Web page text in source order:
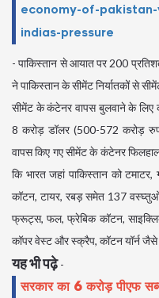
economy-of-
indias-pressure
- पाकिस्तान से आयात पर 200
ने पाकिस्तान के सीमेंट निर्यातकों से
सीमेंट के कंटेनर वापस बुलवाने के लिए
8 करोड़ डॉलर (500-572 करोड़
वापस किए गए सीमेंट के कंटेनर
कि भारत जहां पाकिस्तान को
कॉटन, टायर, रबड़ समेत 137 वस्घ्तुओं
फ्रूट्स, फल, फ्रेबिक कॉटन, साइक्लिक
कॉपर वेस्ट और स्क्रैप, कॉटन यॉर्न
यह भी पढ़े-
सरकार का 6 करोड़ पीएफ